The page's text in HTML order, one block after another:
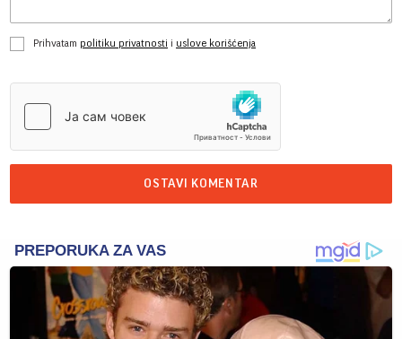
Prihvatam politiku privatnosti i uslove korišćenja
OSTAVI KOMENTAR